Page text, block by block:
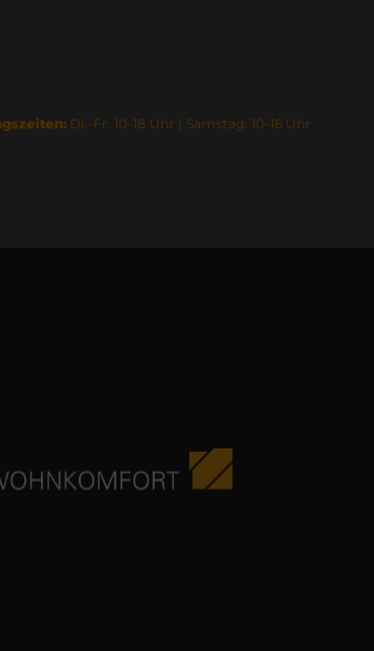
Di.-Fr. 10-18 Uhr | Samstag: 10-16 Uhr